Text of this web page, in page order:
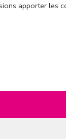
apporter les